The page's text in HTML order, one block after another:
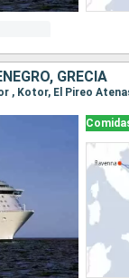
GRECIA
, Kotor, El Pireo